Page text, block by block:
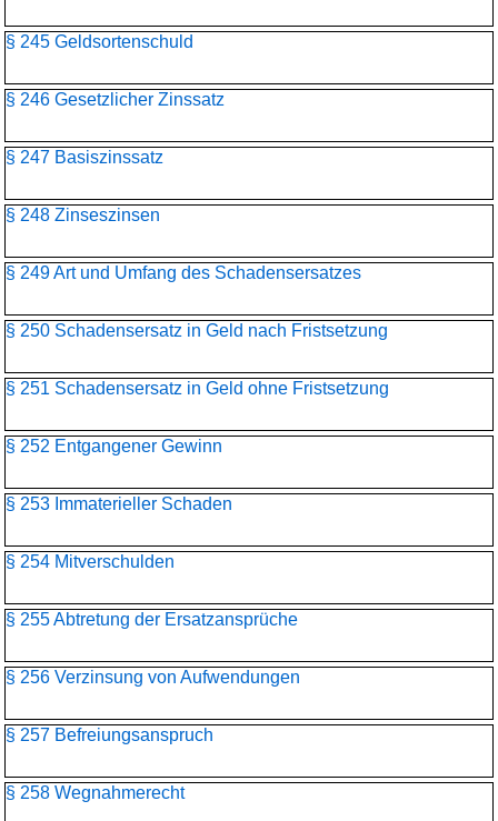
§ 245 Geldsortenschuld
§ 246 Gesetzlicher Zinssatz
§ 247 Basiszinssatz
§ 248 Zinseszinsen
§ 249 Art und Umfang des Schadensersatzes
§ 250 Schadensersatz in Geld nach Fristsetzung
§ 251 Schadensersatz in Geld ohne Fristsetzung
§ 252 Entgangener Gewinn
§ 253 Immaterieller Schaden
§ 254 Mitverschulden
§ 255 Abtretung der Ersatzansprüche
§ 256 Verzinsung von Aufwendungen
§ 257 Befreiungsanspruch
§ 258 Wegnahmerecht